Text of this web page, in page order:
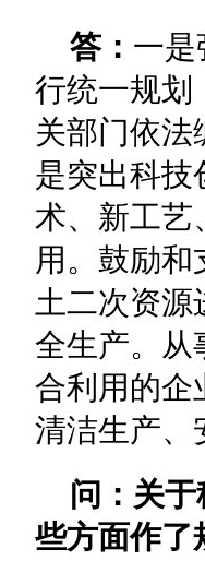
答： 一是
行统一规划
关部门依法
是突出科技
术、新工艺
用。鼓励
土二次资
全生产。从
合利用的企
清洁生产、
问： 关
些方面作了